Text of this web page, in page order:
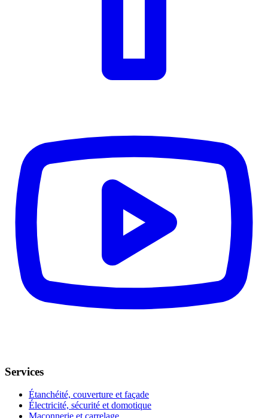
Services
Étanchéité, couverture et façade
Électricité, sécurité et domotique